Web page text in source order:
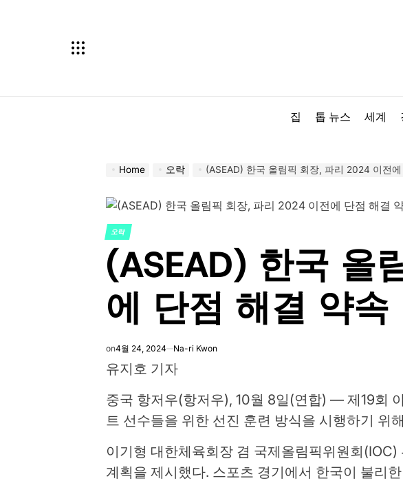
집 톱 뉴스 세계
Home 오락 (ASEAD) 한국 올림픽 회장, 파리 2024 이전
POSTED
IN
오락
(ASEAD) 한국 올
에 단점 해결 약속
on4월 24, 2024 Na-ri Kwon
유지호 기자
중국 항저우(항저우), 10월 8일(연합) — 제19회
트 선수들을 위한 선진 훈련 방식을 시행하기 위
이기형 대한체육회장 겸 국제올림픽위원회
계획을 제시했다. 스포츠 경기에서 한국이 불리